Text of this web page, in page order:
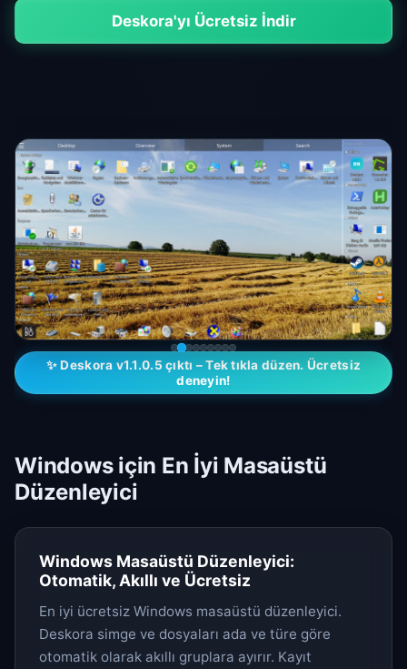
Deskora'yı Ücretsiz İndir
✨ Deskora v1.1.0.5 çıktı – Tek tıkla düzen. Ücretsiz
deneyin!
Windows için En İyi Masaüstü
Düzenleyici
Windows Masaüstü Düzenleyici:
Otomatik, Akıllı ve Ücretsiz
En iyi ücretsiz Windows masaüstü düzenleyici.
Deskora simge ve dosyaları ada ve türe göre
otomatik olarak akıllı gruplara ayırır. Kayıt